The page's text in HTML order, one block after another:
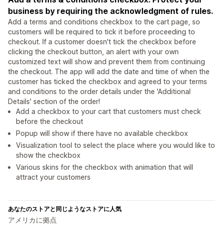
business by requiring the acknowledgment of rules.
Add a terms and conditions checkbox to the cart page, so
customers will be required to tick it before proceeding to
checkout. If a customer doesn't tick the checkbox before
clicking the checkout button, an alert with your own
customized text will show and prevent them from continuing
the checkout. The app will add the date and time of when the
customer has ticked the checkbox and agreed to your terms
and conditions to the order details under the 'Additional
Details' section of the order!
Add a checkbox to your cart that customers must check
before the checkout
Popup will show if there have no available checkbox
Visualization tool to select the place where you would like to
show the checkbox
Various skins for the checkbox with animation that will
attract your customers
あなたのストアと同じようなストアに人気
アメリカに拠点